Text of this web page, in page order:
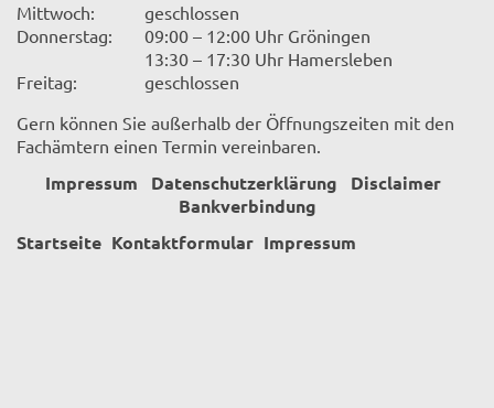
Mittwoch:
geschlossen
Donnerstag:
09:00 – 12:00 Uhr Gröningen
13:30 – 17:30 Uhr Hamersleben
Freitag:
geschlossen
Gern können Sie außerhalb der Öffnungszeiten mit den
Fachämtern einen Termin vereinbaren.
Impressum Datenschutzerklärung
Disclaimer
Bankverbindung
Startseite Kontaktformular Impressum